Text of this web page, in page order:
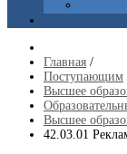
Главная /
Поступающим
Высшее
Высшее
42.03.01